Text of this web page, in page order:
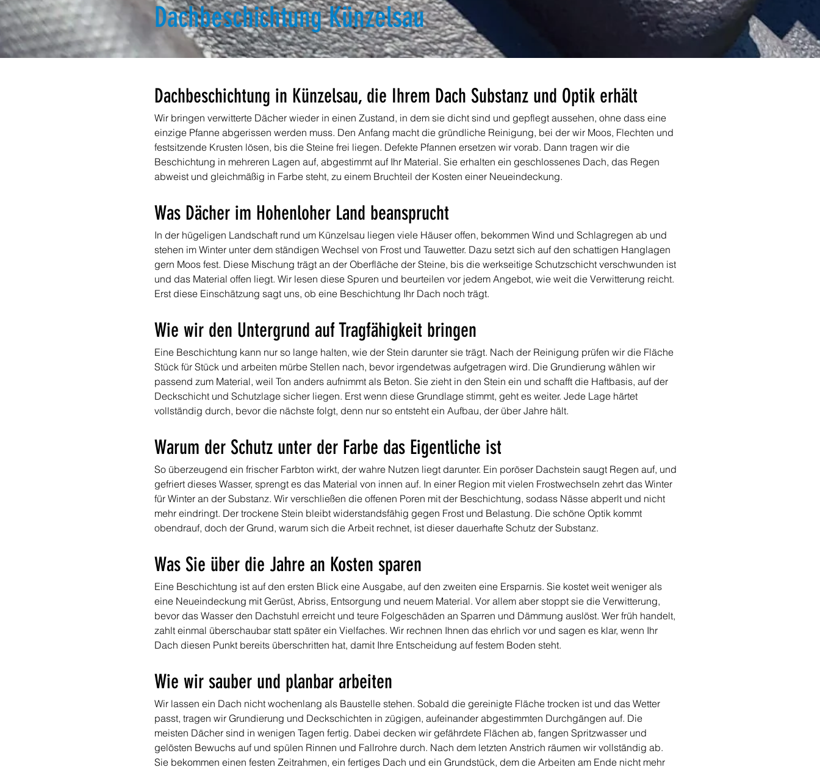
Dachbeschichtung Künzelsau
Dachbeschichtung in Künzelsau, die Ihrem Dach Substanz und Optik erhält
Wir bringen verwitterte Dächer wieder in einen Zustand, in dem sie dicht sind und gepflegt aussehen, ohne dass eine
einzige Pfanne abgerissen werden muss. Den Anfang macht die gründliche Reinigung, bei der wir Moos, Flechten und
festsitzende Krusten lösen, bis die Steine frei liegen. Defekte Pfannen ersetzen wir vorab. Dann tragen wir die
Beschichtung in mehreren Lagen auf, abgestimmt auf Ihr Material. Sie erhalten ein geschlossenes Dach, das Regen
abweist und gleichmäßig in Farbe steht, zu einem Bruchteil der Kosten einer Neueindeckung.
Was Dächer im Hohenloher Land beansprucht
In der hügeligen Landschaft rund um Künzelsau liegen viele Häuser offen, bekommen Wind und Schlagregen ab und
stehen im Winter unter dem ständigen Wechsel von Frost und Tauwetter. Dazu setzt sich auf den schattigen Hanglagen
gern Moos fest. Diese Mischung trägt an der Oberfläche der Steine, bis die werkseitige Schutzschicht verschwunden ist
und das Material offen liegt. Wir lesen diese Spuren und beurteilen vor jedem Angebot, wie weit die Verwitterung reicht.
Erst diese Einschätzung sagt uns, ob eine Beschichtung Ihr Dach noch trägt.
Wie wir den Untergrund auf Tragfähigkeit bringen
Eine Beschichtung kann nur so lange halten, wie der Stein darunter sie trägt. Nach der Reinigung prüfen wir die Fläche
Stück für Stück und arbeiten mürbe Stellen nach, bevor irgendetwas aufgetragen wird. Die Grundierung wählen wir
passend zum Material, weil Ton anders aufnimmt als Beton. Sie zieht in den Stein ein und schafft die Haftbasis, auf der
Deckschicht und Schutzlage sicher liegen. Erst wenn diese Grundlage stimmt, geht es weiter. Jede Lage härtet
vollständig durch, bevor die nächste folgt, denn nur so entsteht ein Aufbau, der über Jahre hält.
Warum der Schutz unter der Farbe das Eigentliche ist
So überzeugend ein frischer Farbton wirkt, der wahre Nutzen liegt darunter. Ein poröser Dachstein saugt Regen auf, und
gefriert dieses Wasser, sprengt es das Material von innen auf. In einer Region mit vielen Frostwechseln zehrt das Winter
für Winter an der Substanz. Wir verschließen die offenen Poren mit der Beschichtung, sodass Nässe abperlt und nicht
mehr eindringt. Der trockene Stein bleibt widerstandsfähig gegen Frost und Belastung. Die schöne Optik kommt
obendrauf, doch der Grund, warum sich die Arbeit rechnet, ist dieser dauerhafte Schutz der Substanz.
Was Sie über die Jahre an Kosten sparen
Eine Beschichtung ist auf den ersten Blick eine Ausgabe, auf den zweiten eine Ersparnis. Sie kostet weit weniger als
eine Neueindeckung mit Gerüst, Abriss, Entsorgung und neuem Material. Vor allem aber stoppt sie die Verwitterung,
bevor das Wasser den Dachstuhl erreicht und teure Folgeschäden an Sparren und Dämmung auslöst. Wer früh handelt,
zahlt einmal überschaubar statt später ein Vielfaches. Wir rechnen Ihnen das ehrlich vor und sagen es klar, wenn Ihr
Dach diesen Punkt bereits überschritten hat, damit Ihre Entscheidung auf festem Boden steht.
Wie wir sauber und planbar arbeiten
Wir lassen ein Dach nicht wochenlang als Baustelle stehen. Sobald die gereinigte Fläche trocken ist und das Wetter
passt, tragen wir Grundierung und Deckschichten in zügigen, aufeinander abgestimmten Durchgängen auf. Die
meisten Dächer sind in wenigen Tagen fertig. Dabei decken wir gefährdete Flächen ab, fangen Spritzwasser und
gelösten Bewuchs auf und spülen Rinnen und Fallrohre durch. Nach dem letzten Anstrich räumen wir vollständig ab.
Sie bekommen einen festen Zeitrahmen, ein fertiges Dach und ein Grundstück, dem die Arbeiten am Ende nicht mehr